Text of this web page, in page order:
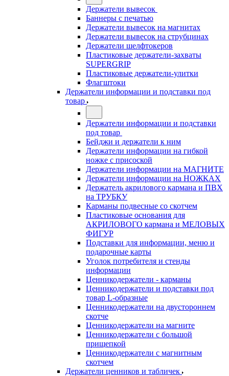
Держатели вывесок
Баннеры с печатью
Держатели вывесок на магнитах
Держатели вывесок на струбцинах
Держатели шелфтокеров
Пластиковые держатели-захваты
SUPERGRIP
Пластиковые держатели-улитки
Флагштоки
Держатели информации и подставки под
товар
Держатели информации и подставки
под товар
Бейджи и держатели к ним
Держатели информации на гибкой
ножке с присоской
Держатели информации на МАГНИТЕ
Держатели информации на НОЖКАХ
Держатель акрилового кармана и ПВХ
на ТРУБКУ
Карманы подвесные со скотчем
Пластиковые основания для
АКРИЛОВОГО кармана и МЕЛОВЫХ
ФИГУР
Подставки для информации, меню и
подарочные карты
Уголок потребителя и стенды
информации
Ценникодержатели - карманы
Ценникодержатели и подставки под
товар L-образные
Ценникодержатели на двустороннем
скотче
Ценникодержатели на магните
Ценникодержатели с большой
прищепкой
Ценникодержатели с магнитным
скотчем
Держатели ценников и табличек